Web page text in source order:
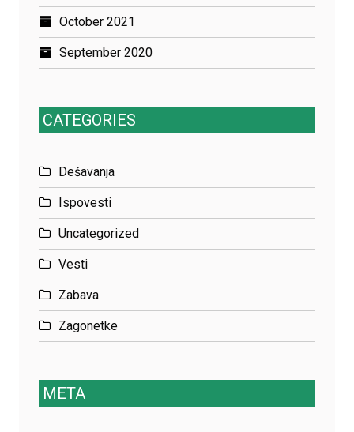
October 2021
September 2020
CATEGORIES
Dešavanja
Ispovesti
Uncategorized
Vesti
Zabava
Zagonetke
META